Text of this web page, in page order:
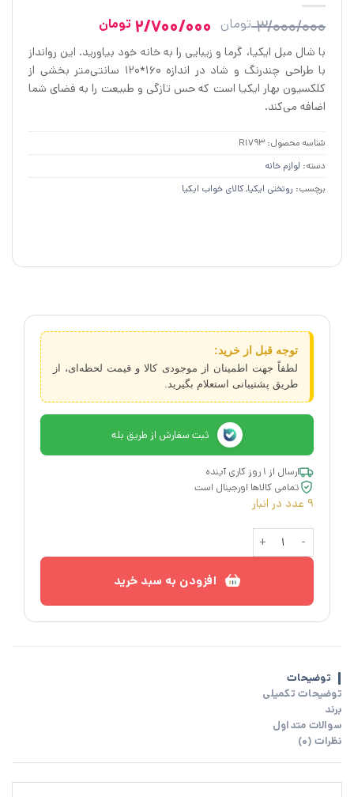
3/000/000 تومان قیمت
اصلی
3/000/000 تومان
بود.
2/700/000 تومان
فعلی
است.
با شال مبل ایکیا، گرما و زیبایی را به خانه خود بیاورید. این روانداز
با طراحی چندرنگ و شاد در اندازه ۱۶۰*۱۲۰ سانتی‌متر بخشی از
کلکسیون بهار ایکیا است که حس تازگی و طبیعت را به فضای شما
اضافه می‌کند.
شناسه محصول: R1793
دسته: لوازم خانه
برچسب: روتختی ایکیا,کالای خواب ایکیا
توجه قبل از خرید:
لطفاً جهت اطمینان از موجودی کالا و قیمت لحظه‌ای، از
طریق پشتیبانی استعلام بگیرید.
ثبت سفارش از طریق بله
ارسال از ۱ روز کاری آینده
تمامی کالاها اورجینال است
9 عدد در انبار
پتو مسافرتی ایکیا KLIBBKORSORT عدد
افزودن به سبد خرید
توضیحات
توضیحات تکمیلی
برند
سوالات متداول
نظرات (0)